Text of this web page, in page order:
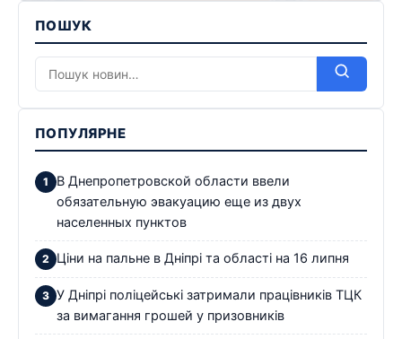
ПОШУК
ПОПУЛЯРНЕ
В Днепропетровской области ввели
обязательную эвакуацию еще из двух
населенных пунктов
Ціни на пальне в Дніпрі та області на 16 липня
У Дніпрі поліцейські затримали працівників ТЦК
за вимагання грошей у призовників